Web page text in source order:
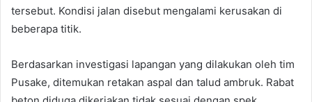
tersebut. Kondisi jalan disebut mengalami kerusakan di
beberapa titik.
Berdasarkan investigasi lapangan yang dilakukan oleh tim
Pusake, ditemukan retakan aspal dan talud ambruk. Rabat